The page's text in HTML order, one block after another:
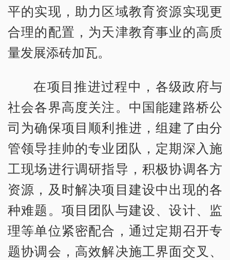
平的实现，助力区域教育资源实现更
合理的配置，为天津教育事业的高质
量发展添砖加瓦。
在项目推进过程中，各级政府与
社会各界高度关注。中国能建路桥公
司为确保项目顺利推进，组建了由分
管领导挂帅的专业团队，定期深入施
工现场进行调研指导，积极协调各方
资源，及时解决项目建设中出现的各
种难题。项目团队与建设、设计、监
理等单位紧密配合，通过定期召开专
题协调会，高效解决施工界面交叉、